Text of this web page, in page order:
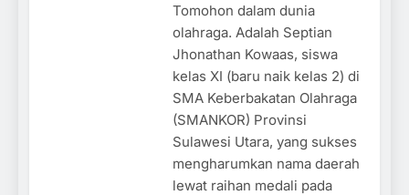
Tomohon dalam dunia
olahraga. Adalah Septian
Jhonathan Kowaas, siswa
kelas XI (baru naik kelas 2) di
SMA Keberbakatan Olahraga
(SMANKOR) Provinsi
Sulawesi Utara, yang sukses
mengharumkan nama daerah
lewat raihan medali pada